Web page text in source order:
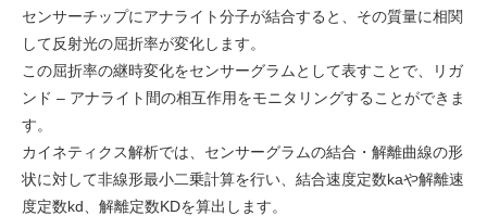
センサーチップにアナライト分子が結合すると、その質量に相関
して反射光の屈折率が変化します。
この屈折率の継時変化をセンサーグラムとして表すことで、リガ
ンド – アナライト間の相互作用をモニタリングすることができま
す。
カイネティクス解析では、センサーグラムの結合・解離曲線の形
状に対して非線形最小二乗計算を行い、結合速度定数kaや解離速
度定数kd、解離定数KDを算出します。